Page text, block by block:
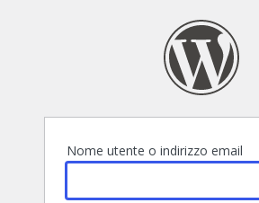
Nome utente o indirizzo email